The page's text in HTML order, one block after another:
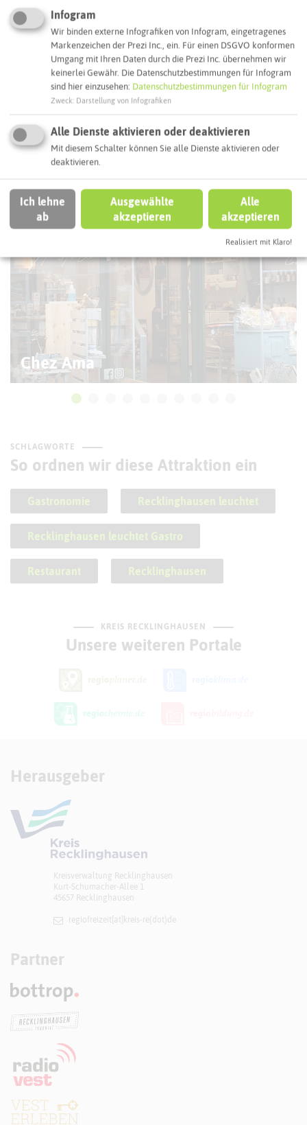
ÖPNV-Route finden
Autoroute finden
ATTRAKTIONEN IN DER UMGEBUNG
Was ihr hier noch erleben könnt
Chez Ama
SCHLAGWORTE
So ordnen wir diese Attraktion ein
Gastronomie Recklinghausen leuchtet
Recklinghausen leuchtet Gastro
Restaurant Recklinghausen
KREIS RECKLINGHAUSEN
Unsere weiteren Portale
Herausgeber
Kreisverwaltung Recklinghausen
Kurt-Schumacher-Allee 1
45657 Recklinghausen
regiofreizeit[at]​kreis-re(dot)de
Partner
Infogram
Wir binden externe Infografiken von Infogram, eingetragenes
Markenzeichen der Prezi Inc., ein. Für einen DSGVO konformen
Umgang mit Ihren Daten durch die Prezi Inc. übernehmen wir
keinerlei Gewähr. Die Datenschutzbestimmungen für Infogram
sind hier einzusehen: Datenschutzbestimmungen für Infogram
Zweck Darstellung von Infografiken
Alle Dienste aktivieren oder deaktivieren
Mit diesem Schalter können Sie alle Dienste aktivieren oder
deaktivieren.
Ich lehne
ab
Ausgewählte
akzeptieren
Alle
akzeptieren
Realisiert mit Klaro!